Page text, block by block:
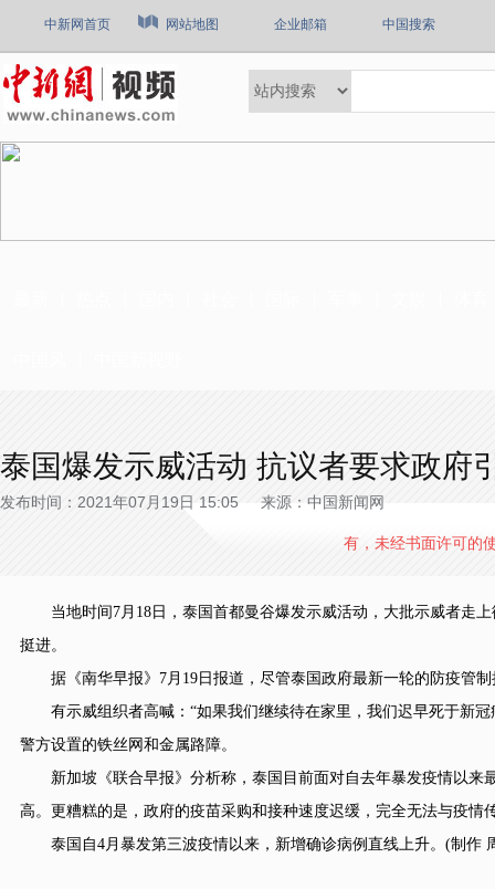
中新网首页 网站地图 企业邮箱 中国搜索
泰国爆发示威活动 抗议者要求政府
发布时间：2021年07月19日 15:05 来源：中国新闻网
有，未经书面许可的
当地时间7月18日，泰国首都曼谷爆发示威活动，大批示威者走上
挺进。
据《南华早报》7月19日报道，尽管泰国政府最新一轮的防疫管制
有示威组织者高喊：“如果我们继续待在家里，我们迟早死于新冠
警方设置的铁丝网和金属路障。
新加坡《联合早报》分析称，泰国目前面对自去年暴发疫情以来
高。更糟糕的是，政府的疫苗采购和接种速度迟缓，完全无法与疫情
泰国自4月暴发第三波疫情以来，新增确诊病例直线上升。(制作